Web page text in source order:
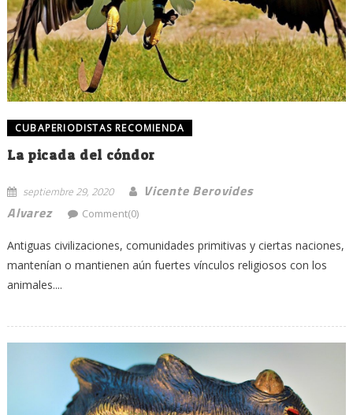
CUBAPERIODISTAS RECOMIENDA
La picada del cóndor
septiembre 29, 2020
Vicente Berovides
Alvarez
Comment(0)
Antiguas civilizaciones, comunidades primitivas y ciertas naciones,
mantenían o mantienen aún fuertes vínculos religiosos con los
animales....